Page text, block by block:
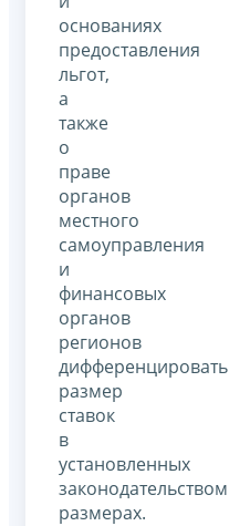
основаниях
предоставления
льгот,
а
также
о
праве
органов
местного
самоуправления
и
финансовых
органов
регионов
дифференцировать
размер
ставок
в
установленных
законодательством
размерах.